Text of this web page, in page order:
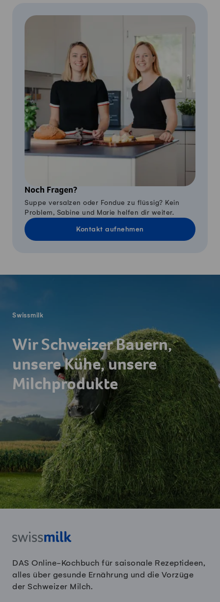
Noch Fragen?
Suppe versalzen oder Fondue zu flüssig? Kein
Problem, Sabine und Marie helfen dir weiter.
Kontakt aufnehmen
Swissmilk
Wir Schweizer Bauern,
unsere Kühe, unsere
Milchprodukte
DAS Online-Kochbuch für saisonale Rezeptideen,
alles über gesunde Ernährung und die Vorzüge
der Schweizer Milch.